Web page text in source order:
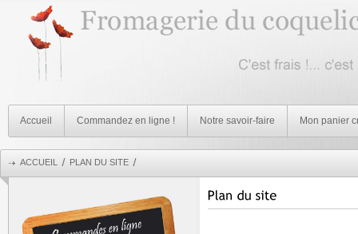
Accueil Commandez en ligne ! Notre savoir-faire Mon panier
ACCUEIL PLAN DU SITE